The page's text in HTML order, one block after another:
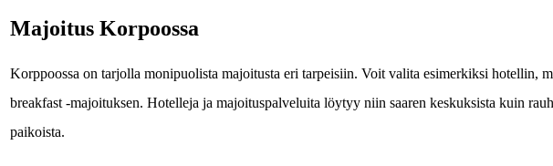
Majoitus Korpoossa
Korppoossa on tarjolla monipuolista majoitusta eri tarpeisiin. Voit valita esimerkiksi hotellin,
breakfast -majoituksen. Hotelleja ja majoituspalveluita löytyy niin saaren keskuksista kuin
paikoista.